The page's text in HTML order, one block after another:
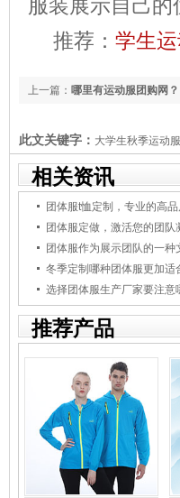
服装展示自己
推荐： 学生
上一篇： 哪里有运动服团购网？
此文关键字： 大学生秋季运动
相关资讯
团体服t恤定制，专业的高
团体服定做，激活您的团队
冬季定制哪种团体服更加适
选择团体服生产厂家要注意
推荐产品